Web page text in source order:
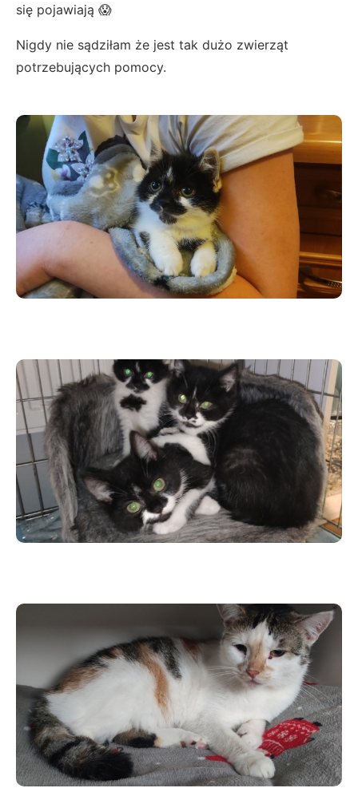
się pojawiają 😱
Nigdy nie sądziłam że jest tak dużo zwierząt
potrzebujących pomocy.